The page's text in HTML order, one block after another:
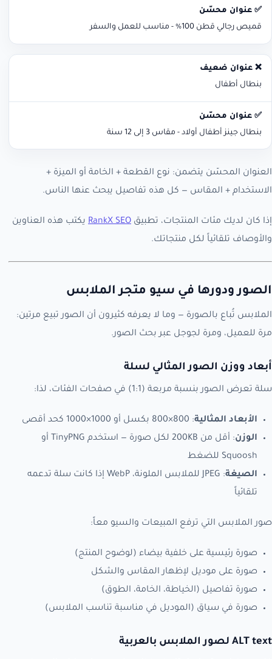
قميص رجالي قطن 100% - مناسب للعمل والسفر
بنطال أطفال
بنطال جينز أطفال أولاد - مقاس 3 إلى 12 سنة
العنوان المحسّن يتضمن: نوع القطعة + الخامة أو الميزة +
الاستخدام + المقاس — كل هذه تفاصيل يبحث عنها الناس.
إذا كان لديك مئات المنتجات، تطبيق RankX SEO يكتب هذه العناوين
والأوصاف تلقائياً لكل منتجاتك.
الصور ودورها في سيو متجر الملابس
الملابس تُباع بالصورة — وما لا يعرفه كثيرون أن الصور تبيع مرتين:
مرة للعميل، ومرة لجوجل عبر بحث الصور.
أبعاد ووزن الصور المثالي لسلة
سلة تعرض الصور بنسبة مربعة (1:1) في صفحات الفئات، لذا:
الأبعاد المثالية: 800×800 بكسل أو 1000×1000 كحد أقصى
الوزن
: أقل من 200KB لكل صورة — استخدم TinyPNG أو
Squoosh للضغط
الصيغة
: JPEG للملابس الملونة، WebP إذا كانت سلة تدعمه
تلقائياً
صور الملابس التي ترفع المبيعات والسيو معاً:
صورة رئيسية على خلفية بيضاء (لوضوح المنتج)
صورة على موديل لإظهار المقاس والشكل
صورة تفاصيل (الخياطة، الخامة، الطوق)
صورة في سياق (الموديل في مناسبة تناسب الملابس)
ALT text لصور الملابس بالعربية